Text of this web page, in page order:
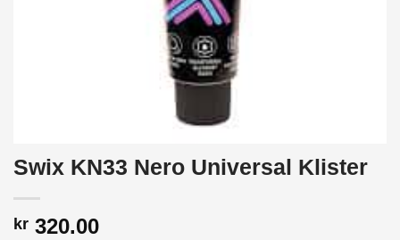
Swix KN33 Nero Universal Klister
kr 320.00